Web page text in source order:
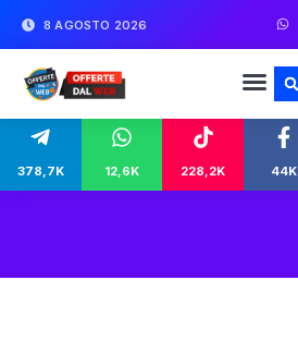
8 AGOSTO 2026
378,7K 12,6K 228,2K 44K